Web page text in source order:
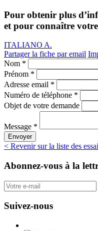
Pour obtenir plus
et pour connaître
ITALIANO A.
Partager la fiche par email
Nom *
Prénom *
Adresse email *
Numéro de téléphone *
Objet de votre demande
Message *
Envoyer
< Revenir sur la liste des
Abonnez-vous à la
Suivez-nous